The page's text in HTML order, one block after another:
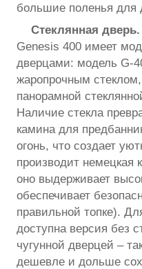
большие поленья для
Стеклянная дверь.
Genesis 400 имеет
дверцами: модель G-
жаропрочным
панорамной
Наличие стекла
камина для
огонь, что создает
производит немецкая
оно выдерживает
обеспечивает
правильной топке).
доступна версия без
чугунной дверцей –
дешевле и дольше